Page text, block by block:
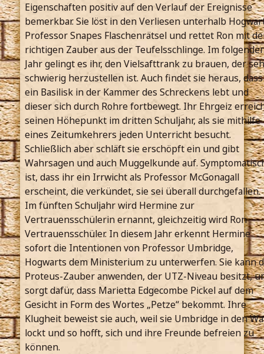
Eigenschaften positiv auf den Verlauf der Ereignisse
bemerkbar. Sie löst in den Verliesen unterhalb
Professor Snapes Flaschenrätsel und rettet Ron mit
richtigen Zauber aus der Teufelsschlinge. Im
Jahr gelingt es ihr, den Vielsafttrank zu brauen, der
schwierig herzustellen ist. Auch findet sie heraus, dass
ein Basilisk in der Kammer des Schreckens lebt und
dieser sich durch Rohre fortbewegt. Ihr Ehrgeiz
seinen Höhepunkt im dritten Schuljahr, als sie mithilfe
eines Zeitumkehrers jeden Unterricht besucht.
Schließlich aber schläft sie erschöpft ein und gibt
Wahrsagen und auch Muggelkunde auf.
ist, dass ihr ein Irrwicht als Professor McGonagall
erscheint, die verkündet, sie sei überall durchgefallen.
Im fünften Schuljahr wird Hermine zur
Vertrauensschülerin ernannt, gleichzeitig wird Ron
Vertrauensschüler. In diesem Jahr erkennt Hermine
sofort die Intentionen von Professor Umbridge,
Hogwarts dem Ministerium zu unterwerfen. Sie kann
Proteus-Zauber anwenden, der UTZ-Niveau besitzt,
sorgt dafür, dass Marietta Edgecombe Pickel auf dem
Gesicht in Form des Wortes „Petze“ bekommt. Ihre
Klugheit beweist sie auch, weil sie Umbridge in den
lockt und so hofft, sich und ihre Freunde befreien zu
können.